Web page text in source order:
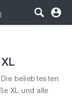
beliebtesten
XL und alle